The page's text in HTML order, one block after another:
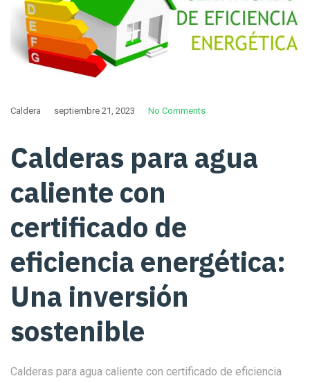
Caldera septiembre 21, 2023 No Comments
Calderas para agua
caliente con
certificado de
eficiencia energética:
Una inversión
sostenible
Calderas para agua caliente con certificado de eficiencia